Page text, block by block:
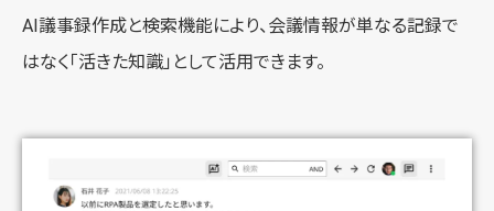
AI議事録作成と検索機能により、会議情報が単なる記録で
はなく「活きた知識」として活用できます。